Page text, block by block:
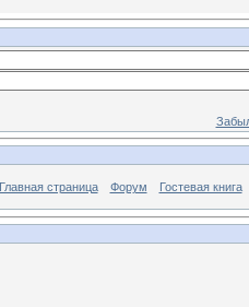
Главная страница Форум Гостевая книга